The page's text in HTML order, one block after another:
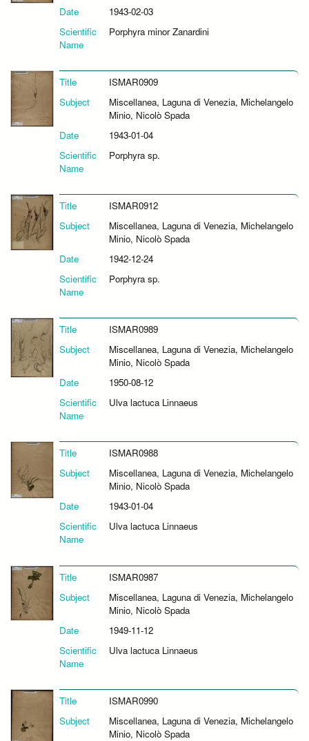
Date
1943-02-03
Scientific
Name
Porphyra minor Zanardini
Title
ISMAR0909
Subject
Miscellanea, Laguna di Venezia, Michelangelo
Minio, Nicolò Spada
Date
1943-01-04
Scientific
Name
Porphyra sp.
Title
ISMAR0912
Subject
Miscellanea, Laguna di Venezia, Michelangelo
Minio, Nicolò Spada
Date
1942-12-24
Scientific
Name
Porphyra sp.
Title
ISMAR0989
Subject
Miscellanea, Laguna di Venezia, Michelangelo
Minio, Nicolò Spada
Date
1950-08-12
Scientific
Name
Ulva lactuca Linnaeus
Title
ISMAR0988
Subject
Miscellanea, Laguna di Venezia, Michelangelo
Minio, Nicolò Spada
Date
1943-01-04
Scientific
Name
Ulva lactuca Linnaeus
Title
ISMAR0987
Subject
Miscellanea, Laguna di Venezia, Michelangelo
Minio, Nicolò Spada
Date
1949-11-12
Scientific
Name
Ulva lactuca Linnaeus
Title
ISMAR0990
Subject
Miscellanea, Laguna di Venezia, Michelangelo
Minio, Nicolò Spada